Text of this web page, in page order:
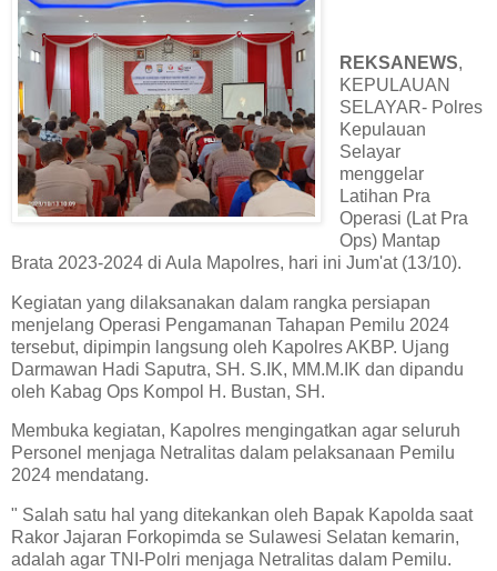
REKSANEWS,
KEPULAUAN
SELAYAR- Polres
Kepulauan
Selayar
menggelar
Latihan Pra
Operasi (Lat Pra
Ops) Mantap
Brata 2023-2024 di Aula Mapolres, hari ini Jum'at (13/10).
Kegiatan yang dilaksanakan dalam rangka persiapan
menjelang Operasi Pengamanan Tahapan Pemilu 2024
tersebut, dipimpin langsung oleh Kapolres AKBP. Ujang
Darmawan Hadi Saputra, SH. S.IK, MM.M.IK dan dipandu
oleh Kabag Ops Kompol H. Bustan, SH.
Membuka kegiatan, Kapolres mengingatkan agar seluruh
Personel menjaga Netralitas dalam pelaksanaan Pemilu
2024 mendatang.
" Salah satu hal yang ditekankan oleh Bapak Kapolda saat
Rakor Jajaran Forkopimda se Sulawesi Selatan kemarin,
adalah agar TNI-Polri menjaga Netralitas dalam Pemilu.